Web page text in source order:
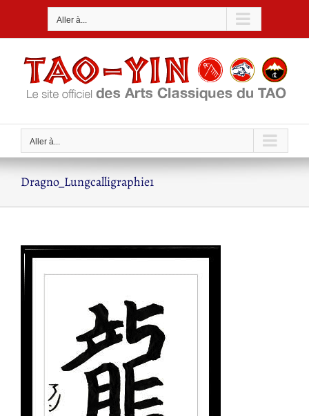
Aller à...
Aller à...
Dragno_Lungcalligraphie1